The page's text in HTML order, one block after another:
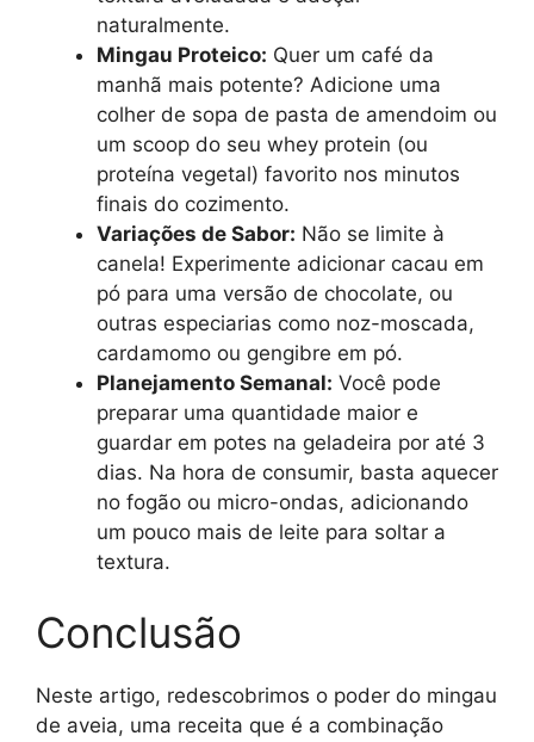
naturalmente.
Mingau Proteico: Quer um café da
manhã mais potente? Adicione uma
colher de sopa de pasta de amendoim ou
um scoop do seu whey protein (ou
proteína vegetal) favorito nos minutos
finais do cozimento.
Variações de Sabor: Não se limite à
canela! Experimente adicionar cacau em
pó para uma versão de chocolate, ou
outras especiarias como noz-moscada,
cardamomo ou gengibre em pó.
Planejamento Semanal: Você pode
preparar uma quantidade maior e
guardar em potes na geladeira por até 3
dias. Na hora de consumir, basta aquecer
no fogão ou micro-ondas, adicionando
um pouco mais de leite para soltar a
textura.
Conclusão
Neste artigo, redescobrimos o poder do mingau
de aveia, uma receita que é a combinação